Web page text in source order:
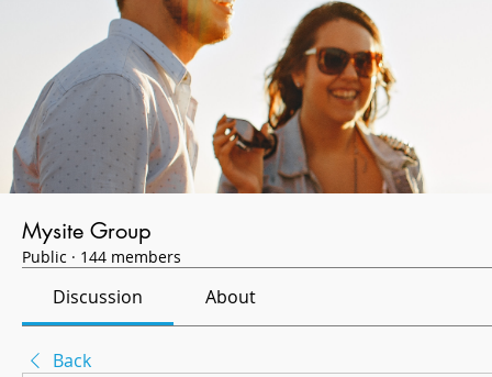
Mysite Group
Public · 144 members
Discussion About
Back